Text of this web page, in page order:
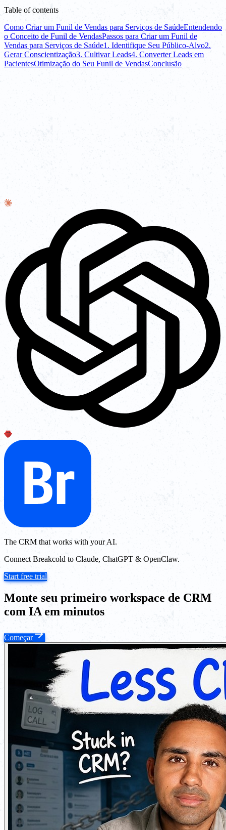
Table of contents
Como Criar um Funil de Vendas para Serviços de SaúdeEntendendo
o Conceito de Funil de VendasPassos para Criar um Funil de
Vendas para Serviços de Saúde1. Identifique Seu Público-Alvo2.
Gerar Conscientização3. Cultivar Leads4. Converter Leads em
PacientesOtimização do Seu Funil de VendasConclusão
The CRM that works with your AI.
Connect Breakcold to Claude, ChatGPT & OpenClaw.
Start free trial
Monte seu primeiro workspace de CRM
com IA em minutos
Começar